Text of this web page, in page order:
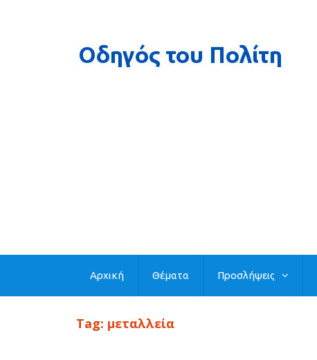
Αρχική Θέματα Προσλήψεις
Tag: μεταλλεία